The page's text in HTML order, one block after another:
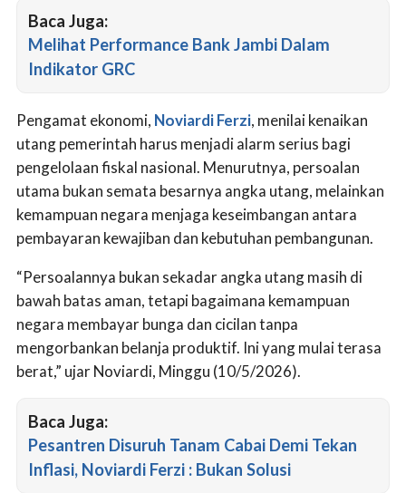
Baca Juga:
Melihat Performance Bank Jambi Dalam
Indikator GRC
Pengamat ekonomi, Noviardi Ferzi, menilai kenaikan
utang pemerintah harus menjadi alarm serius bagi
pengelolaan fiskal nasional. Menurutnya, persoalan
utama bukan semata besarnya angka utang, melainkan
kemampuan negara menjaga keseimbangan antara
pembayaran kewajiban dan kebutuhan pembangunan.
“Persoalannya bukan sekadar angka utang masih di
bawah batas aman, tetapi bagaimana kemampuan
negara membayar bunga dan cicilan tanpa
mengorbankan belanja produktif. Ini yang mulai terasa
berat,” ujar Noviardi, Minggu (10/5/2026).
Baca Juga:
Pesantren Disuruh Tanam Cabai Demi Tekan
Inflasi, Noviardi Ferzi : Bukan Solusi